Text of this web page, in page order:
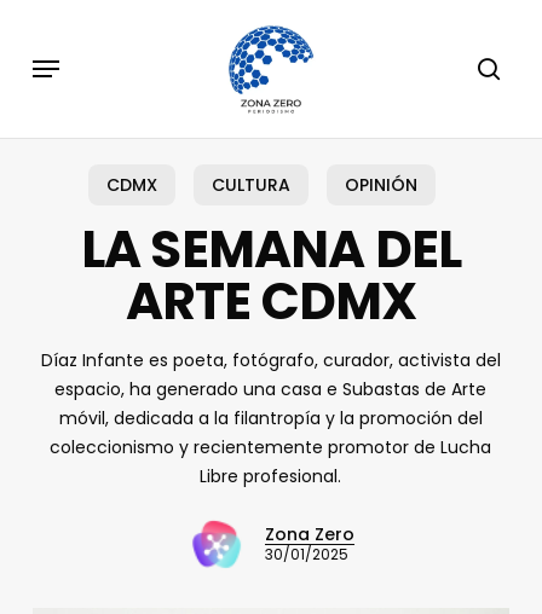
main
Menu
CDMX CULTURA OPINIÓN
LA SEMANA DEL
ARTE CDMX
Díaz Infante es poeta, fotógrafo, curador, activista del
espacio, ha generado una casa e Subastas de Arte
móvil, dedicada a la filantropía y la promoción del
coleccionismo y recientemente promotor de Lucha
Libre profesional.
Zona Zero
30/01/2025